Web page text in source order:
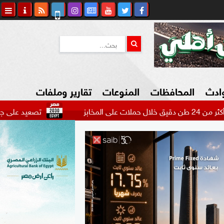
شكاوي المواطن
المحافظات المنوعات
السياحة في مصر
التكنولوجيا
المرأة والأسرة
السيارات
تقارير وملفات
تصعيد على جبهة لبنان..